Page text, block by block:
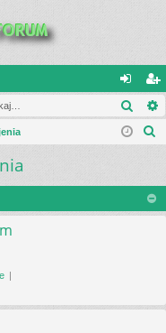
al
og
si
ę
ar
ej
tru
ja